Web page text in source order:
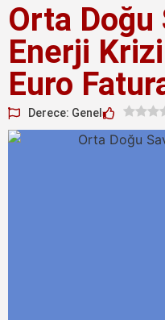
Orta Doğu
Enerji
Euro
Derece: Genel